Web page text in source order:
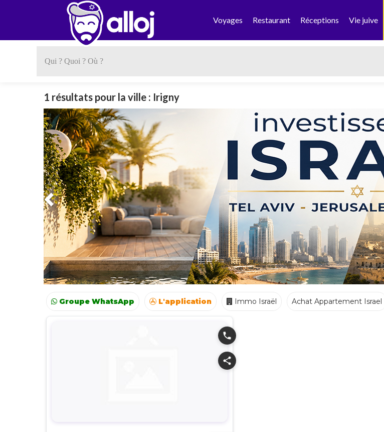
Voyages Restaurant Réceptions Vie juive
1 résultats pour la ville : Irigny
Previous
Groupe WhatsApp L'application Immo Israël Achat Appartement Israel
phone
share